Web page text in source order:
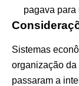
pagava para
Sistemas
organização
passaram a